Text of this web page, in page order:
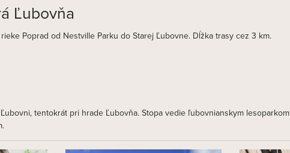
Ľubovňa
Poprad od Nestville Parku do Starej Ľubovne. Dĺžka trasy cez 3 km.
tentokrát pri hrade Ľubovňa. Stopa vedie ľubovnianskym